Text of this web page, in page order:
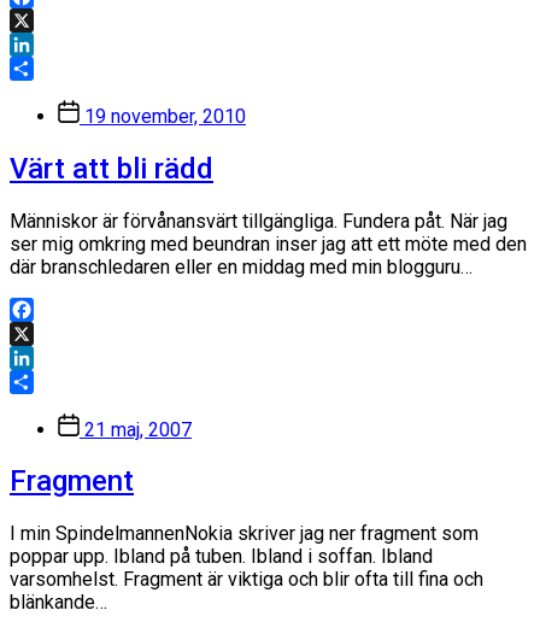
Facebook
X
LinkedIn
Inläggsdatum
19 november, 2010
Värt att bli rädd
Människor är förvånansvärt tillgängliga. Fundera påt. När jag
ser mig omkring med beundran inser jag att ett möte med den
där branschledaren eller en middag med min blogguru…
Facebook
X
LinkedIn
Inläggsdatum
21 maj, 2007
Fragment
I min SpindelmannenNokia skriver jag ner fragment som
poppar upp. Ibland på tuben. Ibland i soffan. Ibland
varsomhelst. Fragment är viktiga och blir ofta till fina och
blänkande…